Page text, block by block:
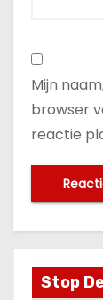
Mijn
browser
reactie
Stop